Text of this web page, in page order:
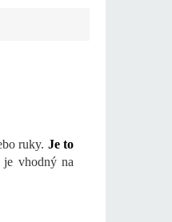
ruky. Je to
je vhodný na